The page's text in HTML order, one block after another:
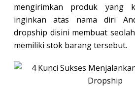
mengirimkan produk yang
inginkan atas nama diri
dropship disini membuat
memiliki stok barang tersebut.